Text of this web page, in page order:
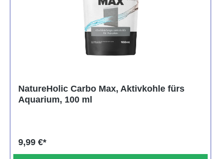
NatureHolic Carbo Max, Aktivkohle fürs
Aquarium, 100 ml
9,99 €*